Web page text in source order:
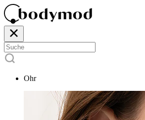
Ohr